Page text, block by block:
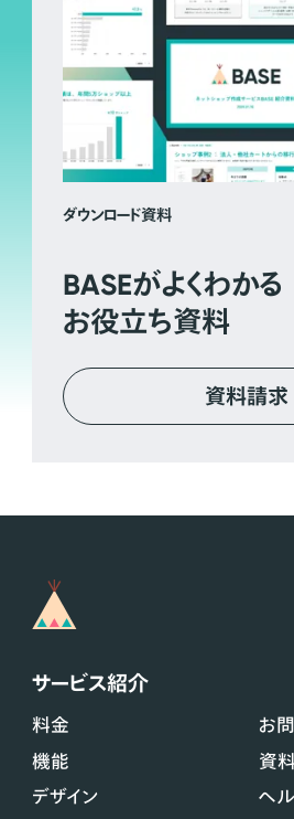
ダウンロード資料
BASEがよくわかる
お役立ち資料
資料請求
サービス紹介
料金
機能
デザイン
お
資
ヘ